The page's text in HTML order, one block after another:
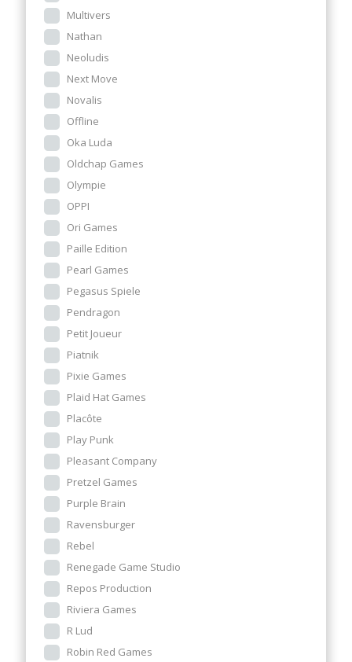
Multivers
Nathan
Neoludis
Next Move
Novalis
Offline
Oka Luda
Oldchap Games
Olympie
OPPI
Ori Games
Paille Edition
Pearl Games
Pegasus Spiele
Pendragon
Petit Joueur
Piatnik
Pixie Games
Plaid Hat Games
Placôte
Play Punk
Pleasant Company
Pretzel Games
Purple Brain
Ravensburger
Rebel
Renegade Game Studio
Repos Production
Riviera Games
R Lud
Robin Red Games